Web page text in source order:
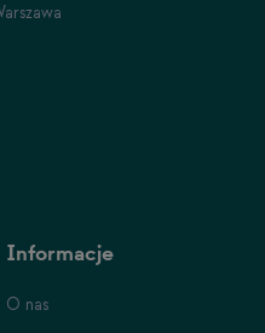
Informacje
O nas